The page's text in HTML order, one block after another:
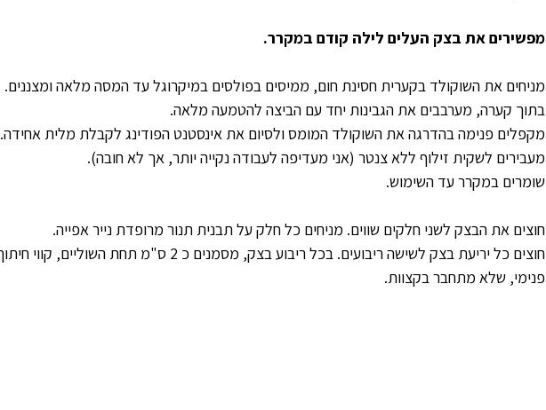
מפשירים את בצק העלים לילה קודם במקרר.
מניחים את השוקולד בקערית חסינת חום, ממיסים בפולסים במיקרוגל עד המסה מלאה ומצננים.
בתוך קערה, מערבבים את הגבינות יחד עם הביצה להטמעה מלאה.
מקפלים פנימה בהדרגה את השוקולד המומס ולסיום את אינסטנט הפודינג לקבלת מלית אחידה.
מעבירים לשקית זילוף ללא צנטר (אני מעדיפה לעבודה נקייה יותר, אך לא חובה).
שומרים במקרר עד השימוש.
חוצים את הבצק לשני חלקים שווים. מניחים כל חלק על תבנית תנור מרופדת נייר אפייה.
חוצים כל יריעת בצק לשישה ריבועים. בכל ריבוע בצק, מסמנים כ 2 ס"מ
פנימי, שלא מתחבר בקצוות.